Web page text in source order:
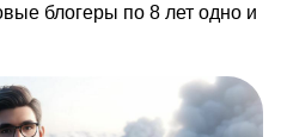
блогеры по 8 лет одно и